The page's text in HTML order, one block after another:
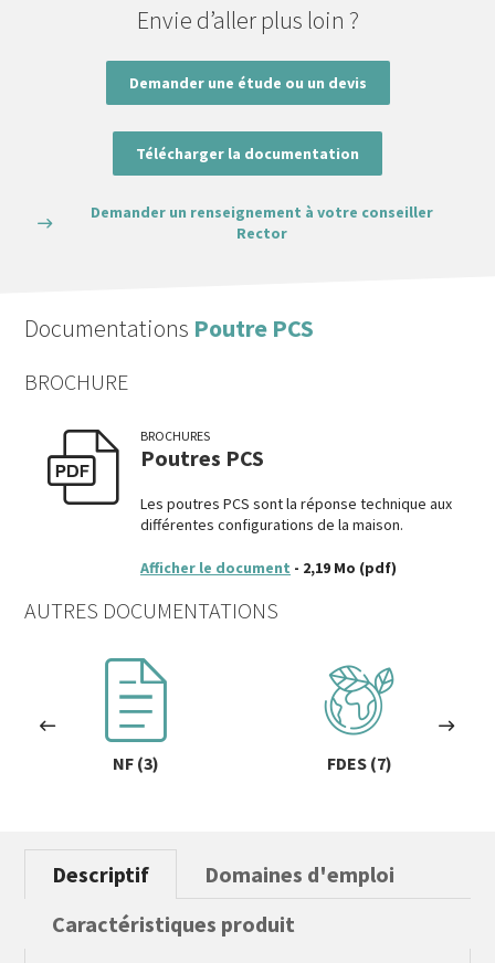
Envie d’aller plus loin ?
Demander une étude ou un devis
Télécharger la documentation
Demander un renseignement à votre conseiller
Rector
Documentations Poutre PCS
BROCHURE
BROCHURES
Poutres PCS
Les poutres PCS sont la réponse technique aux
différentes configurations de la maison.
Afficher le document - 2,19 Mo (pdf)
AUTRES DOCUMENTATIONS
NF (3) FDES (7)
Descriptif
Domaines d'emploi
Caractéristiques produit